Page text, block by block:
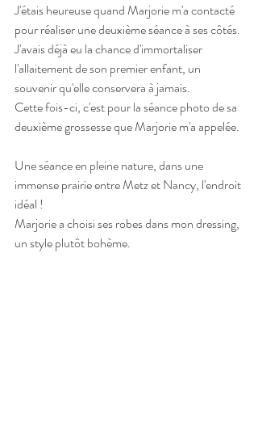
J'étais heureuse quand Marjorie m'a contacté
pour réaliser une deuxième séance à ses côtés.
J'avais déjà eu la chance d'immortaliser
l'allaitement de son premier enfant, un
souvenir qu'elle conservera à jamais.
Cette fois-ci, c'est pour la séance photo de sa
deuxième grossesse que Marjorie m'a appelée.
Une séance en pleine nature, dans une
immense prairie entre Metz et Nancy, l'endroit
idéal !
Marjorie a choisi ses robes dans mon dressing,
un style plutôt bohème.